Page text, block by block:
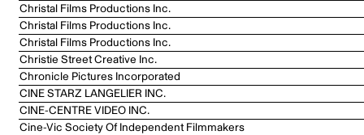
Christal Films Productions Inc.
Christal Films Productions Inc.
Christal Films Productions Inc.
Christie Street Creative Inc.
Chronicle Pictures Incorporated
CINE STARZ LANGELIER INC.
CINE-CENTRE VIDEO INC.
Cine-Vic Society Of Independent Filmmakers